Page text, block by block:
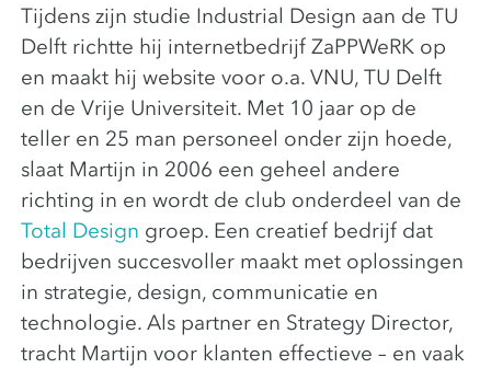
Tijdens zijn studie Industrial Design aan de TU
Delft richtte hij internetbedrijf ZaPPWeRK op
en maakt hij website voor o.a. VNU, TU Delft
en de Vrije Universiteit. Met 10 jaar op de
teller en 25 man personeel onder zijn hoede,
slaat Martijn in 2006 een geheel andere
richting in en wordt de club onderdeel van de
Total Design groep. Een creatief bedrijf dat
bedrijven succesvoller maakt met oplossingen
in strategie, design, communicatie en
technologie. Als partner en Strategy Director,
tracht Martijn voor klanten effectieve – en vaak